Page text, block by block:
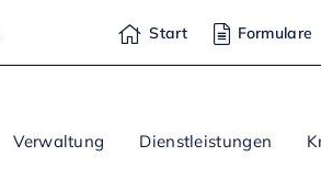
Start Formulare
Verwaltung Dienstleistungen